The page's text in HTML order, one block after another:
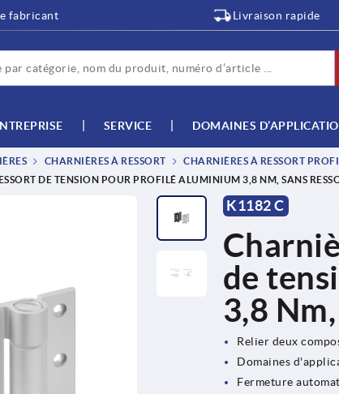
fabricant Livraison rapide
SERVICE DOMAINES
CHARNIÈRES À RESSORT
CHARNIÈRES À RESSORT
DE TENSION POUR PROFILÉ ALUMINIUM 3,8 NM, SANS
K1182 C
de
3,8
Relier deux
Domaines
Fermeture